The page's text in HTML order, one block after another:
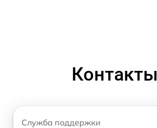
Контакты
Служба поддержки